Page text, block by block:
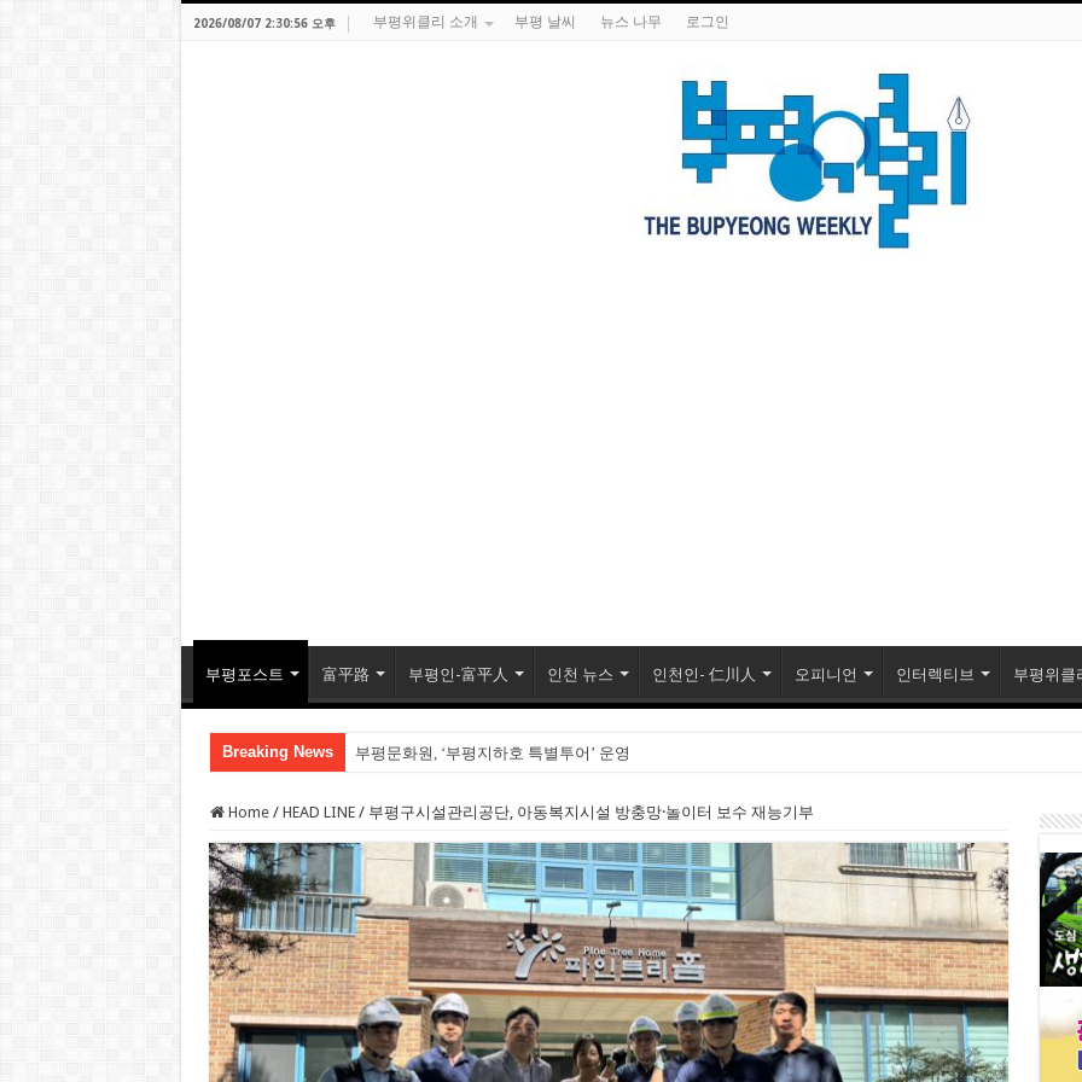
2026/08/07 2:30:56 오후 부평위클리 소개 부평 날씨 뉴스 나무 로그인
부평포스트 富平路 부평인-富平人 인천 뉴스 인천인- 仁川人 오피니언 인터렉티브 부평위클
Breaking News 부평문화원, ‘부평지하호 특별투어’ 운영
손가락만 보고 달을 놓치는 검찰개혁 논쟁
Home / HEAD LINE / 부평구시설관리공단, 아동복지시설 방충망·놀이터 보수 재능기부